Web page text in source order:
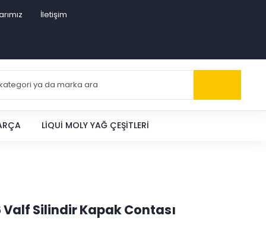
İletişim
LIQUI MOLY YAĞ ÇEŞITLERI
Valf Silindir Kapak Contası